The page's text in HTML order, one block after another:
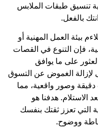
تنسيق طبقات الملابس
بالفعل.
بيئة العمل المهنية أو
فإن التنوع في القصات
على ما يوافق
الغموض عن التسوق
وصور واقعية، مما
هدفنا هو
التي تعزز ثقتك بنفسك
ووضوح.